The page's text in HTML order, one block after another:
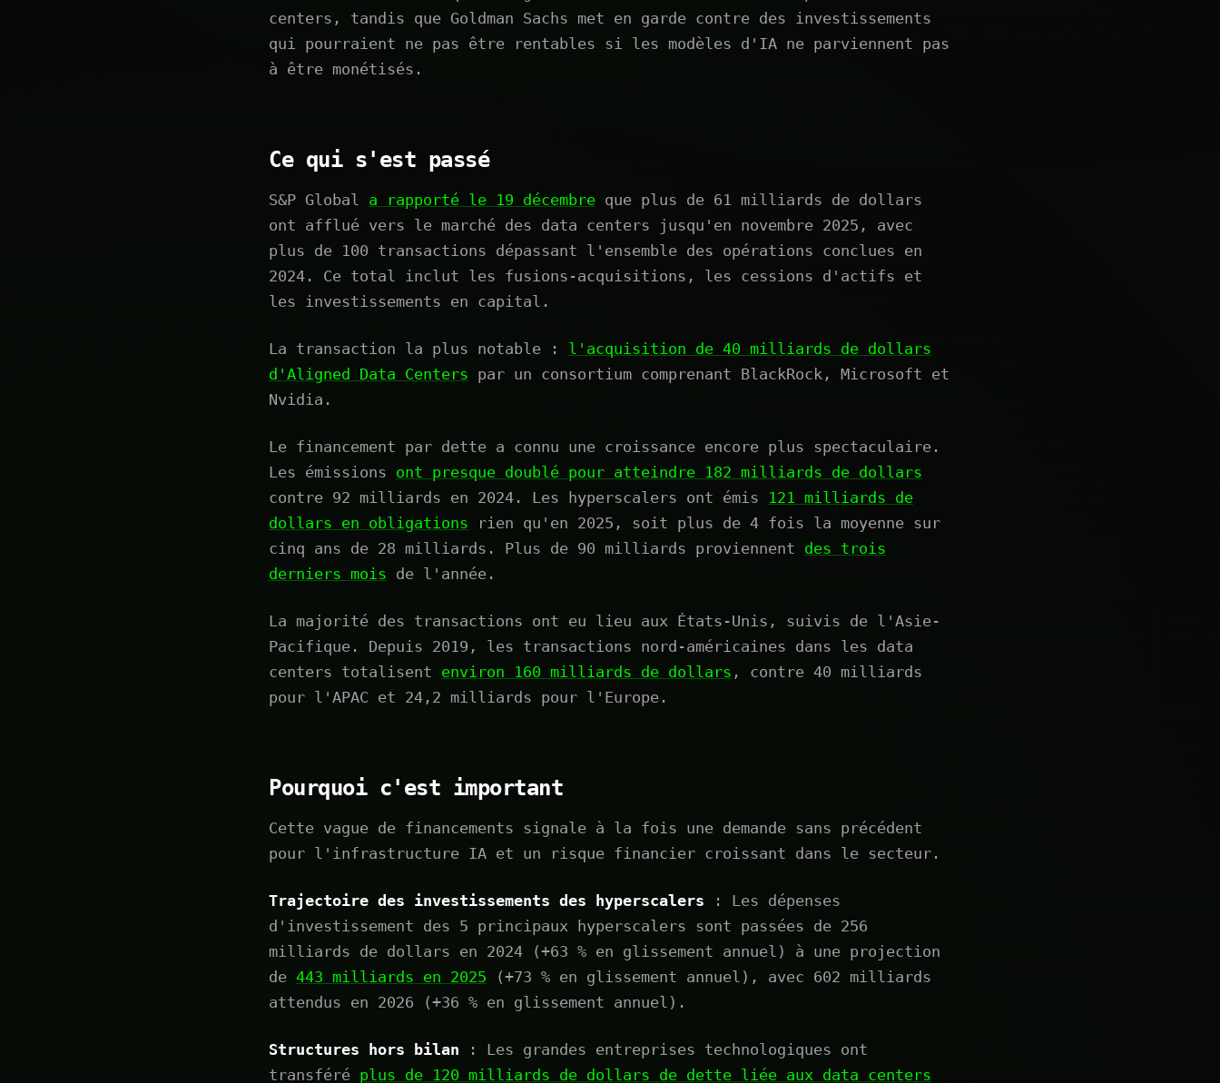
centers, tandis que Goldman Sachs met en garde contre des investissements
qui pourraient ne pas être rentables si les modèles d'IA ne parviennent pas
à être monétisés.
Ce qui s'est passé
S&P Global a rapporté le 19 décembre que plus de 61 milliards de dollars
ont afflué vers le marché des data centers jusqu'en novembre 2025, avec
plus de 100 transactions dépassant l'ensemble des opérations conclues en
2024. Ce total inclut les fusions-acquisitions, les cessions d'actifs et
les investissements en capital.
La transaction la plus notable : l'acquisition de 40 milliards de dollars
d'Aligned Data Centers par un consortium comprenant BlackRock, Microsoft et
Nvidia.
Le financement par dette a connu une croissance encore plus spectaculaire.
Les émissions ont presque doublé pour atteindre 182 milliards de dollars
contre 92 milliards en 2024. Les hyperscalers ont émis 121 milliards de
dollars en obligations rien qu'en 2025, soit plus de 4 fois la moyenne sur
cinq ans de 28 milliards. Plus de 90 milliards proviennent des trois
derniers mois de l'année.
La majorité des transactions ont eu lieu aux États-Unis, suivis de l'Asie-
Pacifique. Depuis 2019, les transactions nord-américaines dans les data
centers totalisent environ 160 milliards de dollars , contre 40 milliards
pour l'APAC et 24,2 milliards pour l'Europe.
Pourquoi c'est important
Cette vague de financements signale à la fois une demande sans précédent
pour l'infrastructure IA et un risque financier croissant dans le secteur.
Trajectoire des investissements des hyperscalers : Les dépenses
d'investissement des 5 principaux hyperscalers sont passées de 256
milliards de dollars en 2024 (+63 % en glissement annuel) à une projection
de 443 milliards en 2025 (+73 % en glissement annuel), avec 602 milliards
attendus en 2026 (+36 % en glissement annuel).
Structures hors bilan : Les grandes entreprises technologiques ont
transféré plus de 120 milliards de dollars de dette liée aux data centers